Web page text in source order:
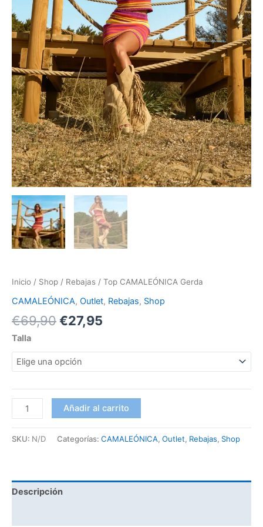
Inicio / Shop / Rebajas / Top CAMALEÓNICA Gerda
CAMALEÓNICA, Outlet, Rebajas, Shop
€69,90€27,95
Talla
Añadir al carrito
SKU: N/D Categorías: CAMALEÓNICA, Outlet, Rebajas, Shop
Descripción